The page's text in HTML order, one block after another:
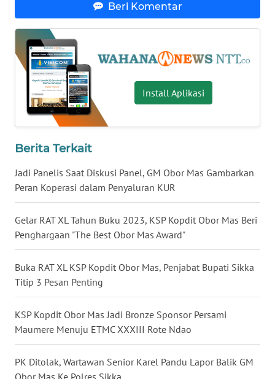
Beri Komentar
Install Aplikasi
Berita Terkait
Jadi Panelis Saat Diskusi Panel, GM Obor Mas Gambarkan
Peran Koperasi dalam Penyaluran KUR
Gelar RAT XL Tahun Buku 2023, KSP Kopdit Obor Mas Beri
Penghargaan "The Best Obor Mas Award"
Buka RAT XL KSP Kopdit Obor Mas, Penjabat Bupati Sikka
Titip 3 Pesan Penting
KSP Kopdit Obor Mas Jadi Bronze Sponsor Persami
Maumere Menuju ETMC XXXIII Rote Ndao
PK Ditolak, Wartawan Senior Karel Pandu Lapor Balik GM
WN
KALTENG
WN
KALTARA
WN
SULSEL
GORONTALO
SULUT
MALUKU